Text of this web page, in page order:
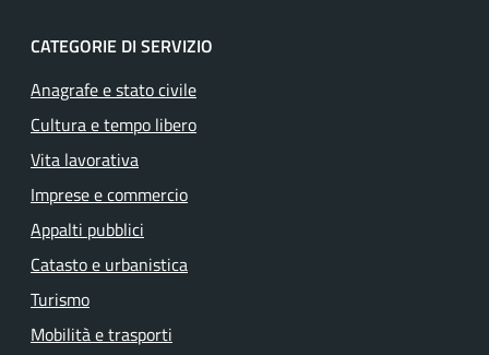
CATEGORIE DI SERVIZIO
Anagrafe e stato civile
Cultura e tempo libero
Vita lavorativa
Imprese e commercio
Appalti pubblici
Catasto e urbanistica
Turismo
Mobilità e trasporti